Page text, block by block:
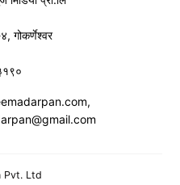
गोकर्णेश्वर
Pvt. Ltd